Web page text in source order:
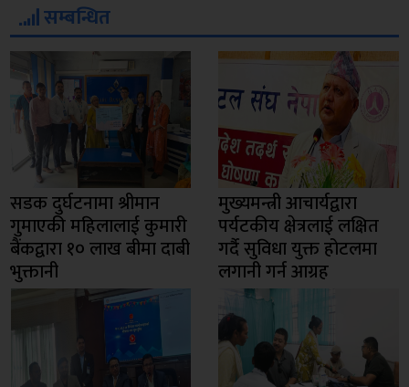
सम्बन्धित
सडक दुर्घटनामा श्रीमान
गुमाएकी महिलालाई कुमारी
बैंकद्वारा १० लाख बीमा दाबी
भुक्तानी
मुख्यमन्त्री आचार्यद्वारा
पर्यटकीय क्षेत्रलाई लक्षित
गर्दै सुविधा युक्त होटलमा
लगानी गर्न आग्रह